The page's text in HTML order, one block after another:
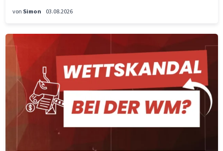
von Simon 03.08.2026